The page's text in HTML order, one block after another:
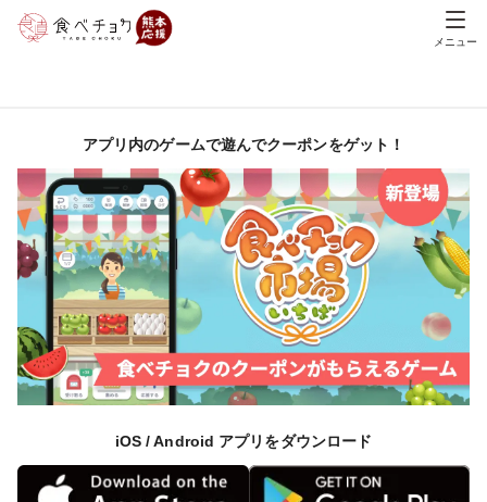
メニュー
アプリ内のゲームで遊んでクーポンをゲット！
iOS / Android アプリをダウンロード